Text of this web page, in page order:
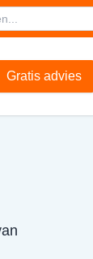
Gratis advies